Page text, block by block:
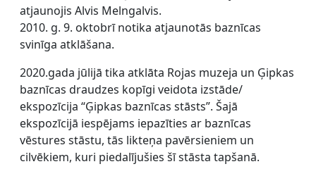
atjaunojis Alvis Melngalvis.
2010. g. 9. oktobrī notika atjaunotās baznīcas
svinīga atklāšana.
2020.gada jūlijā tika atklāta Rojas muzeja un Ģipkas
baznīcas draudzes kopīgi veidota izstāde/
ekspozīcija “Ģipkas baznīcas stāsts”. Šajā
ekspozīcijā iespējams iepazīties ar baznīcas
vēstures stāstu, tās likteņa pavērsieniem un
cilvēkiem, kuri piedalījušies šī stāsta tapšanā.